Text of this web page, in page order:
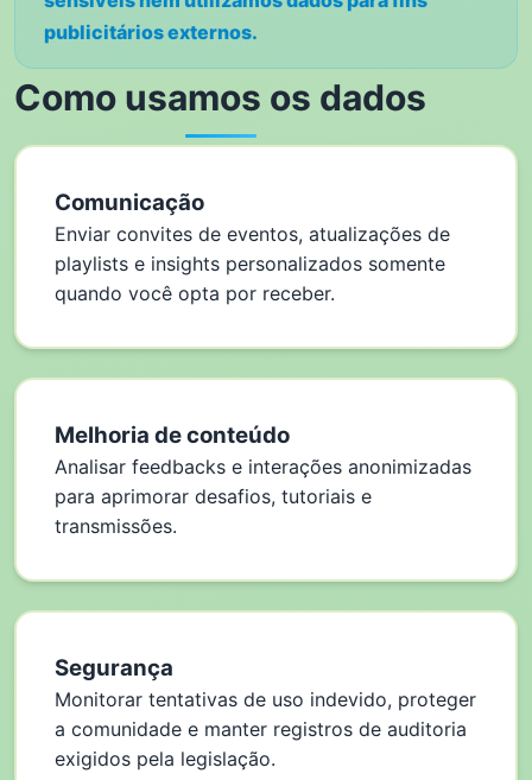
publicitários externos.
Como usamos os dados
Comunicação
Enviar convites de eventos, atualizações de
playlists e insights personalizados somente
quando você opta por receber.
Melhoria de conteúdo
Analisar feedbacks e interações anonimizadas
para aprimorar desafios, tutoriais e
transmissões.
Segurança
Monitorar tentativas de uso indevido, proteger
a comunidade e manter registros de auditoria
exigidos pela legislação.